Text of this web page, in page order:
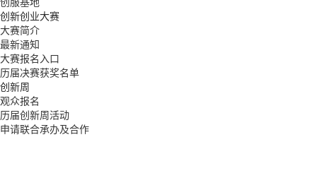
创新创业大赛
大赛简介
最新通知
大赛报名入口
历届决赛获奖名单
创新周
观众报名
历届创新周活动
申请联合承办及合作